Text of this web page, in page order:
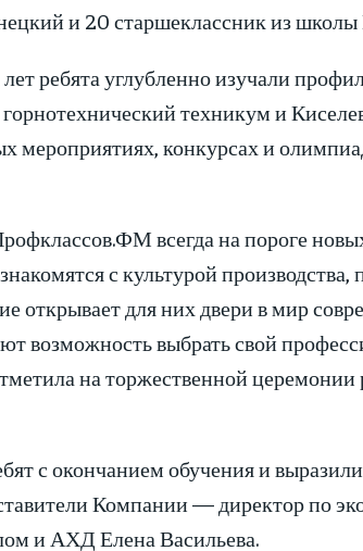
и 20 старшеклассник из школы
ребята углубленно изучали
техникум и
мероприятиях, конкурсах и
всегда на пороге
с культурой
открывает для них двери в мир
возможность выбрать свой
на торжественной
с окончанием обучения и
Компании — директор по
и АХД Елена Васильева.